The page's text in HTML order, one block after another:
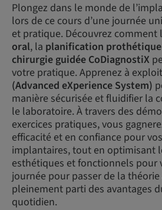
Plongez dans le monde de
lors de ce cours d’une journée
et pratique. Découvrez comment
oral, la planification
chirurgie guidée CoDiagnostiX
votre pratique. Apprenez à
(Advanced eXperience System)
manière sécurisée et fluidifier la
le laboratoire. À travers des
exercices pratiques, vous
efficacité et en confiance pour
implantaires, tout en optimisant
esthétiques et fonctionnels pour
journée pour passer de la
pleinement parti des avantages
quotidien.